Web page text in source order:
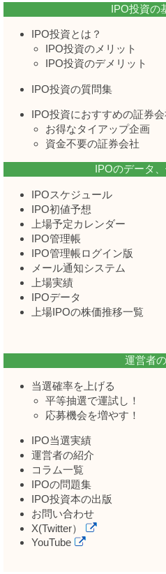
IPO投資の
IPO投資とは？
IPO投資のメリット
IPO投資のデメリット
IPO投資の質問集
IPO投資におすすめの証券会
お得なタイアップ企画
資金不要の証券会社
IPOのデータ
IPOスケジュール
IPO初値予想
上場予定カレンダー
IPO管理帳
IPO管理帳ログイン版
メール通知システム
上場実績
IPOデータ
上場IPOの株価推移一覧
運営者
当選確率を上げる
平等抽選で運試し！
応募機会を増やす！
IPO当選実績
運営者の紹介
コラム一覧
IPOの問題集
IPO投資本の出版
お問い合わせ
X(Twitter）
YouTube